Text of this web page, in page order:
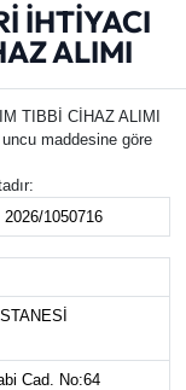
İHTİYACI
ALIMI
TIBBİ CİHAZ ALIMI
maddesine göre
2026/1050716
Cad. No:64